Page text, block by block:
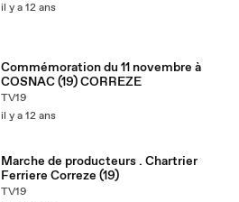
il y a 12 ans
Commémoration du 11 novembre à
COSNAC (19) CORREZE
TV19
il y a 12 ans
Marche de producteurs . Chartrier
Ferriere Correze (19)
TV19